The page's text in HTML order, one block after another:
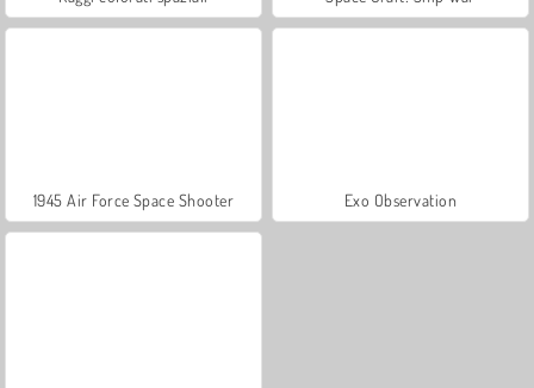
1945 Air Force Space Shooter Exo Observation